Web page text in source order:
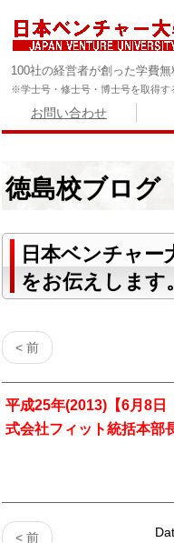
100社の経営者が創った学費
※学士号・修士号・博士号を取得す
お問い合わせ
徳島校ブログ
日本ベンチャー
をお伝えします。
< 前
平成25年(2013)【6月8
式会社フィット統括本部
< 前